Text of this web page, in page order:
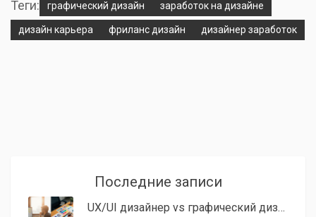
Теги: графический дизайн заработок на дизайне
дизайн карьера фриланс дизайн дизайнер заработок
Последние записи
UX/UI дизайнер vs графический дизайнер: ключевые различия